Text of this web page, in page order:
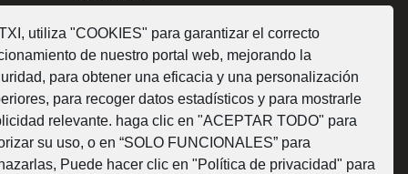
utiliza "COOKIES" para garantizar el correcto
de nuestro portal web, mejorando la
para obtener una eficacia y una personalización
para recoger datos estadísticos y para mostrarle
relevante. haga clic en "ACEPTAR TODO" para
su uso, o en “SOLO FUNCIONALES” para
Puede hacer clic en "Política de privacidad" para
¿Como fabricamos?